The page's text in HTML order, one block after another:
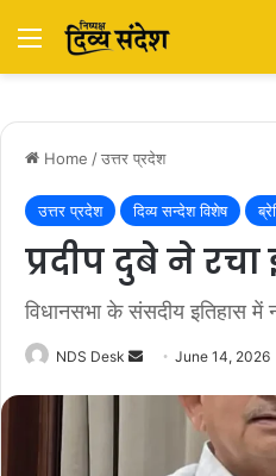
Menu
Home /उत्तर प्रदेश
उत्तर प्रदेश दिव्य सन्देश विशेष
प्रदीप दुबे ने रचा
विधानसभा के संसदीय इतिहास में
NDS Desk June 14, 2026